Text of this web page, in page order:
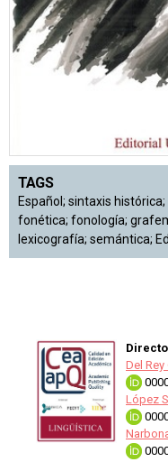
TAGS
Español; sintaxis
fonética; fonología;
lexicografía; semántica;
Del
López